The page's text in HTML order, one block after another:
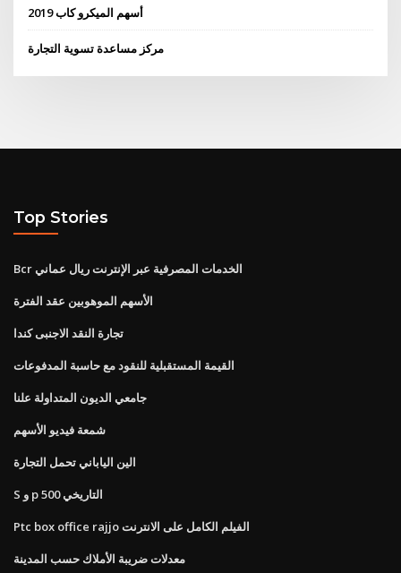
أسهم الميكرو كاب 2019
مركز مساعدة تسوية التجارة
Top Stories
Bcr الخدمات المصرفية عبر الإنترنت ريال عماني
الأسهم الموهوبين عقد الفترة
تجارة النقد الاجنبى كندا
القيمة المستقبلية للنقود مع حاسبة المدفوعات
جامعي الديون المتداولة علنا
شمعة فيديو الأسهم
الين الياباني تحمل التجارة
S و p 500 التاريخي
Ptc box office rajjo الفيلم الكامل على الانترنت
معدلات ضريبة الأملاك حسب المدينة